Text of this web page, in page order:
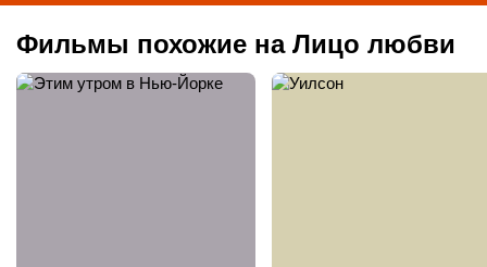
Фильмы похожие на Лицо любви